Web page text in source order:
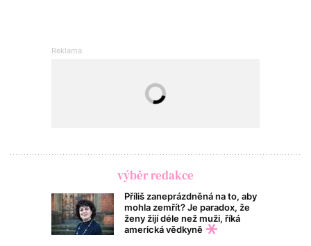
výběr redakce
Příliš zaneprázdněná na to, aby
mohla zemřít? Je paradox, že
ženy žijí déle než muži, říká
americká vědkyně